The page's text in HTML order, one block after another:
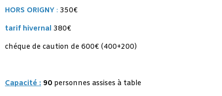
HORS ORIGNY : 350€
tarif hivernal 380€
chéque de caution de 600€ (400+200)
Capacité : 90 personnes assises à table